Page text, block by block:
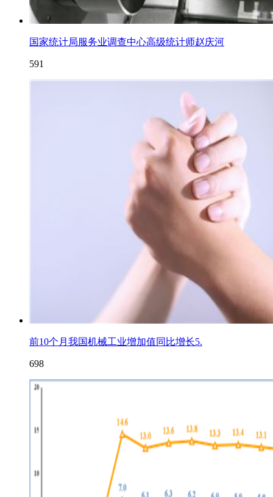
国家统计局服务业调查中心高级统计师赵庆河
591
前10个月我国机械工业增加值同比增长5.
698